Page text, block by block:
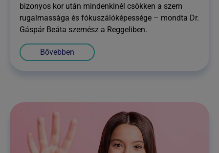
bizonyos kor után mindenkinél csökken a szem
rugalmassága és fókuszálóképessége – mondta Dr.
Gáspár Beáta szemész a Reggeliben.
Bővebben